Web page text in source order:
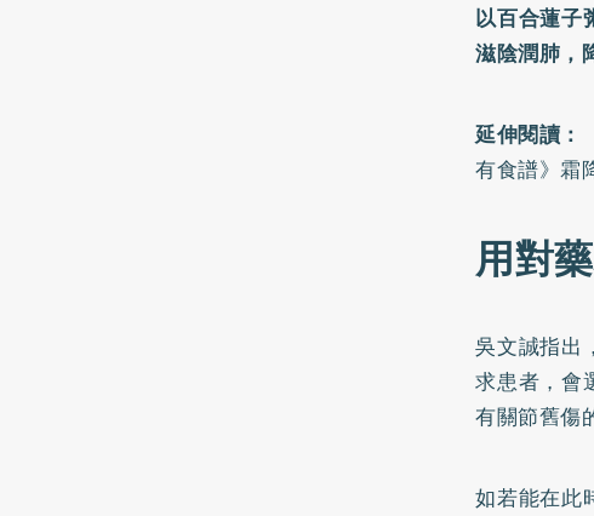
以百合蓮子
滋陰潤肺，
延伸閱讀：
有食譜》霜
用對
吳文誠指出
求患者，會
有關節舊傷
如若能在此